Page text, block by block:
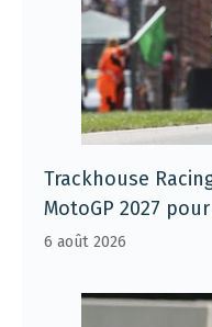
Trackhouse
MotoGP 2027
6 août 2026